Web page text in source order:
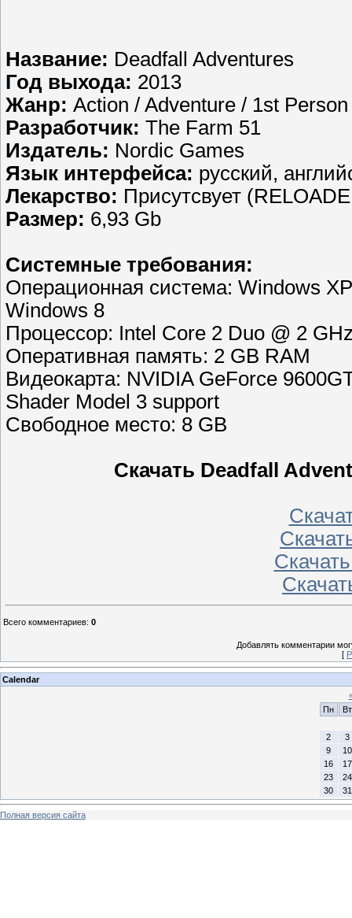
Название: Deadfall Adventures
Год выхода: 2013
Жанр: Action / Adventure / 1st
Разработчик: The Farm 51
Издатель: Nordic Games
Язык интерфейса: русский,
Лекарство: Присутсвует
Размер: 6,93 Gb
Системные требования:
Операционная система: Windows
Windows 8
Процессор: Intel Core 2 Duo @ 2
Оперативная память: 2 GB RAM
Видеокарта: NVIDIA GeForce
Shader Model 3 support
Свободное место: 8 GB
Скачать Deadfall
Всего комментариев: 0
Добавлять комментарии
[
Calendar
Пн
Вт
2
3
9
10
16
17
23
24
30
31
Полная версия сайта